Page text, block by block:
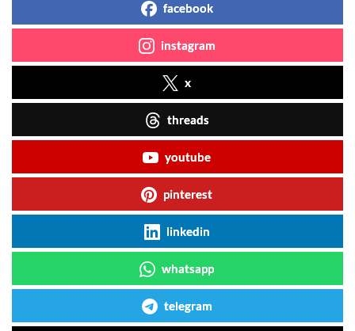
facebook
instagram
x
threads
youtube
pinterest
linkedin
whatsapp
telegram